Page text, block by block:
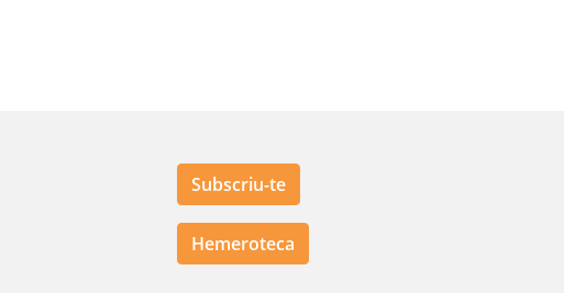
Subscriu-te
Hemeroteca